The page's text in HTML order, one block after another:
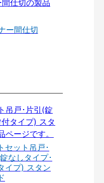
ー間仕切
セット吊戸･
なしタイプ･
イプ) スタン